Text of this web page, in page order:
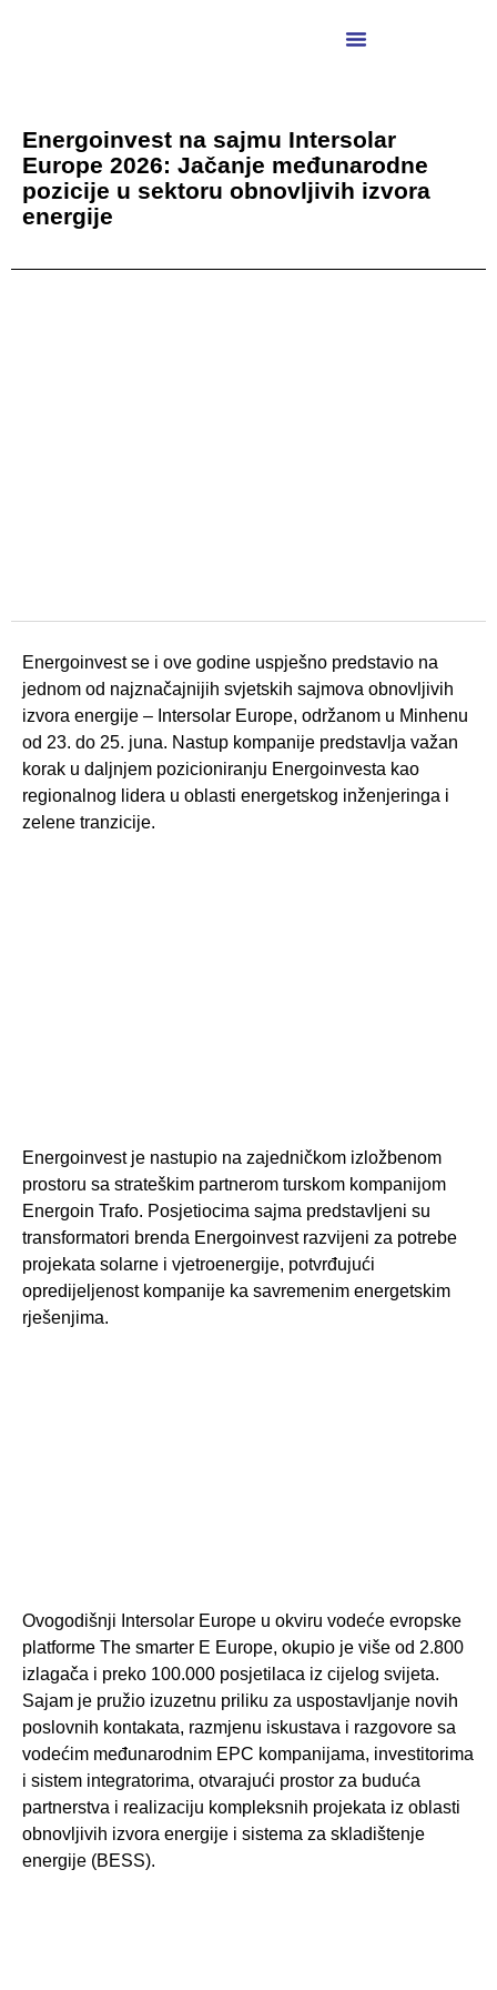
Energoinvest na sajmu Intersolar
Europe 2026: Jačanje međunarodne
pozicije u sektoru obnovljivih izvora
energije
Energoinvest se i ove godine uspješno predstavio na
jednom od najznačajnijih svjetskih sajmova obnovljivih
izvora energije – Intersolar Europe, održanom u Minhenu
od 23. do 25. juna. Nastup kompanije predstavlja važan
korak u daljnjem pozicioniranju Energoinvesta kao
regionalnog lidera u oblasti energetskog inženjeringa i
zelene tranzicije.
Energoinvest je nastupio na zajedničkom izložbenom
prostoru sa strateškim partnerom turskom kompanijom
Energoin Trafo. Posjetiocima sajma predstavljeni su
transformatori brenda Energoinvest razvijeni za potrebe
projekata solarne i vjetroenergije, potvrđujući
opredijeljenost kompanije ka savremenim energetskim
rješenjima.
Ovogodišnji Intersolar Europe u okviru vodeće evropske
platforme The smarter E Europe, okupio je više od 2.800
izlagača i preko 100.000 posjetilaca iz cijelog svijeta.
Sajam je pružio izuzetnu priliku za uspostavljanje novih
poslovnih kontakata, razmjenu iskustava i razgovore sa
vodećim međunarodnim EPC kompanijama, investitorima
i sistem integratorima, otvarajući prostor za buduća
partnerstva i realizaciju kompleksnih projekata iz oblasti
obnovljivih izvora energije i sistema za skladištenje
energije (BESS).